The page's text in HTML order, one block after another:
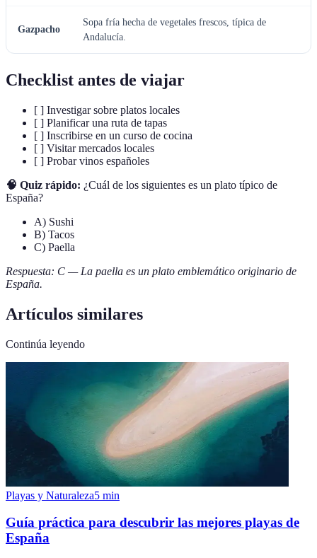
Gazpacho
Sopa fría hecha de vegetales frescos, típica de
Andalucía.
Checklist antes de viajar
[ ] Investigar sobre platos locales
[ ] Planificar una ruta de tapas
[ ] Inscribirse en un curso de cocina
[ ] Visitar mercados locales
[ ] Probar vinos españoles
🧠 Quiz rápido: ¿Cuál de los siguientes es un plato típico de
España?
A) Sushi
B) Tacos
C) Paella
Respuesta: C — La paella es un plato emblemático originario de
España.
Artículos similares
Continúa leyendo
Playas y Naturaleza5 min
Guía práctica para descubrir las mejores playas de
España